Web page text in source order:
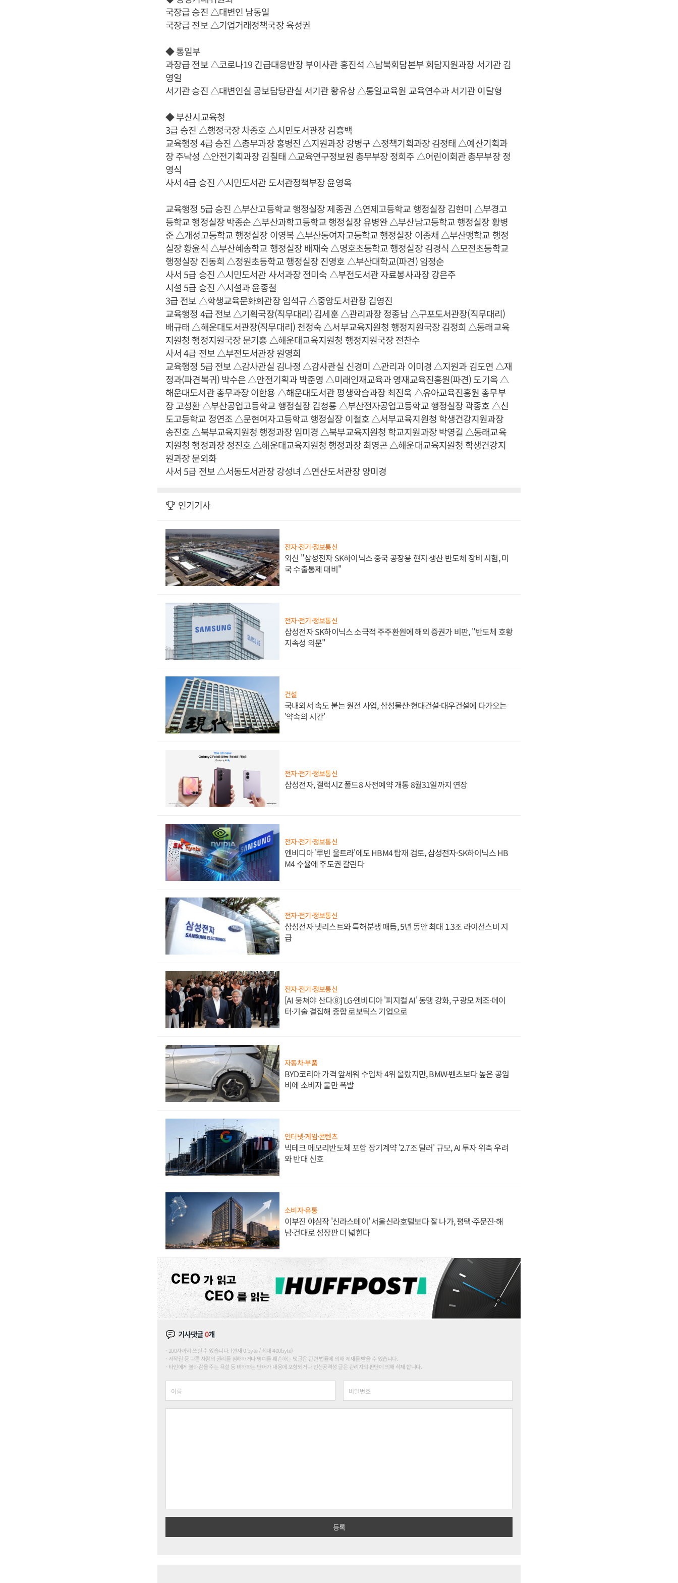
국장급 승진 △대변인 남동일
국장급 전보 △기업거래정책국장 육성권
◆ 통일부
과장급 전보 △코로나19 긴급대응반장 부이사관 홍진석 △남북회담본부 회담지원과장 서기관 김
영일
서기관 승진 △대변인실 공보담당관실 서기관 황유상 △통일교육원 교육연수과 서기관 이달형
◆ 부산시교육청
3급 승진 △행정국장 차종호 △시민도서관장 김흥백
교육행정 4급 승진 △총무과장 홍병진 △지원과장 강병구 △정책기획과장 김정태 △예산기획과
장 주낙성 △안전기획과장 김칠태 △교육연구정보원 총무부장 정희주 △어린이회관 총무부장 정
영식
사서 4급 승진 △시민도서관 도서관정책부장 윤영옥
교육행정 5급 승진 △부산고등학교 행정실장 제종권 △연제고등학교 행정실장 김현미 △부경고
등학교 행정실장 박종순 △부산과학고등학교 행정실장 유병완 △부산남고등학교 행정실장 황병
준 △개성고등학교 행정실장 이영복 △부산동여자고등학교 행정실장 이종채 △부산맹학교 행정
실장 황윤식 △부산혜송학교 행정실장 배재숙 △명호초등학교 행정실장 김경식 △모전초등학교
행정실장 진동희 △정원초등학교 행정실장 진영호 △부산대학교(파견) 임정순
사서 5급 승진 △시민도서관 사서과장 전미숙 △부전도서관 자료봉사과장 강은주
시설 5급 승진 △시설과 윤종철
3급 전보 △학생교육문화회관장 임석규 △중앙도서관장 김영진
교육행정 4급 전보 △기획국장(직무대리) 김세훈 △관리과장 정종남 △구포도서관장(직무대리)
배규태 △해운대도서관장(직무대리) 천정숙 △서부교육지원청 행정지원국장 김정희 △동래교육
지원청 행정지원국장 문기홍 △해운대교육지원청 행정지원국장 전찬수
사서 4급 전보 △부전도서관장 원영희
교육행정 5급 전보 △감사관실 김나정 △감사관실 신경미 △관리과 이미경 △지원과 김도연 △재
정과(파견복귀) 박수은 △안전기획과 박준영 △미래인재교육과 영재교육진흥원(파견) 도기옥 △
해운대도서관 총무과장 이한용 △해운대도서관 평생학습과장 최진욱 △유아교육진흥원 총무부
장 고성환 △부산공업고등학교 행정실장 김청룡 △부산전자공업고등학교 행정실장 곽종호 △신
도고등학교 정연조 △문현여자고등학교 행정실장 이철호 △서부교육지원청 학생건강지원과장
송진호 △북부교육지원청 행정과장 임미경 △북부교육지원청 학교지원과장 박영길 △동래교육
지원청 행정과장 정진호 △해운대교육지원청 행정과장 최영곤 △해운대교육지원청 학생건강지
원과장 문외화
사서 5급 전보 △서동도서관장 강성녀 △연산도서관장 양미경
인기기사
전자·전기·정보통신
외신 "삼성전자 SK하이닉스 중국 공장용 현지 생산 반도체 장비 시험, 미
국 수출통제 대비"
전자·전기·정보통신
삼성전자 SK하이닉스 소극적 주주환원에 해외 증권가 비판, "반도체 호황
지속성 의문"
건설
국내외서 속도 붙는 원전 사업, 삼성물산·현대건설·대우건설에 다가오는
'약속의 시간'
전자·전기·정보통신
삼성전자, 갤럭시Z 폴드8 사전예약 개통 8월31일까지 연장
전자·전기·정보통신
엔비디아 '루빈 울트라'에도 HBM4 탑재 검토, 삼성전자·SK하이닉스 HB
M4 수율에 주도권 갈린다
전자·전기·정보통신
삼성전자 넷리스트와 특허분쟁 매듭, 5년 동안 최대 1.3조 라이선스비 지
급
전자·전기·정보통신
[AI 뭉쳐야 산다⑧] LG·엔비디아 '피지컬 AI' 동맹 강화, 구광모 제조·데이
터·기술 결집해 종합 로보틱스 기업으로
자동차·부품
BYD코리아 가격 앞세워 수입차 4위 올랐지만, BMW·벤츠보다 높은 공임
비에 소비자 불만 폭발
인터넷·게임·콘텐츠
빅테크 메모리반도체 포함 장기계약 '2.7조 달러' 규모, AI 투자 위축 우려
와 반대 신호
소비자·유통
이부진 야심작 '신라스테이' 서울신라호텔보다 잘 나가, 평택·주문진·해
남·건대로 성장판 더 넓힌다
기사댓글0개
200자까지 쓰실 수 있습니다. (현재 0 byte / 최대 400byte)
저작권 등 다른 사람의 권리를 침해하거나 명예를 훼손하는 댓글은 관련 법률에 의해 제재를 받을 수 있습니다.
타인에게 불쾌감을 주는 욕설 등 비하하는 단어가 내용에 포함되거나 인신공격성 글은 관리자의 판단에 의해 삭제 합니다.